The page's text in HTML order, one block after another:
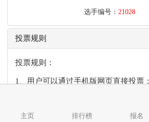
选手编号： 21028
投票规则
投票规则：
1、用户可以通过手机版网页直接投票；
行投票。
主页 排行榜 报名